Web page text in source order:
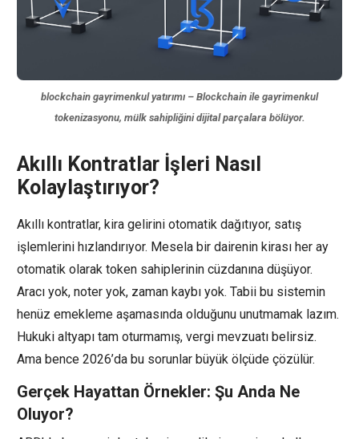
blockchain gayrimenkul yatırımı – Blockchain ile gayrimenkul
tokenizasyonu, mülk sahipliğini dijital parçalara bölüyor.
Akıllı Kontratlar İşleri Nasıl
Kolaylaştırıyor?
Akıllı kontratlar, kira gelirini otomatik dağıtıyor, satış
işlemlerini hızlandırıyor. Mesela bir dairenin kirası her ay
otomatik olarak token sahiplerinin cüzdanına düşüyor.
Aracı yok, noter yok, zaman kaybı yok. Tabii bu sistemin
henüz emekleme aşamasında olduğunu unutmamak lazım.
Hukuki altyapı tam oturmamış, vergi mevzuatı belirsiz.
Ama bence 2026’da bu sorunlar büyük ölçüde çözülür.
Gerçek Hayattan Örnekler: Şu Anda Ne
Oluyor?